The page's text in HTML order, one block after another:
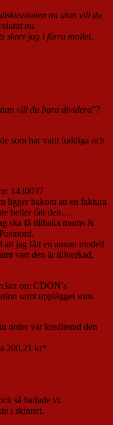
nu utan vill du
nu.
skrev jag i förra mailet.
vill du bara dividera”?
som har varit luddiga och
1430037
ligger bakom att en faktura
heller fått den…
ska få tillbaka moms &
jag fått en annan modell
vart den är tillverkad,
om CDON’s
samt upplägget som
order var krediterad den
200,21 kr*
så badade vi.
i skinnet.